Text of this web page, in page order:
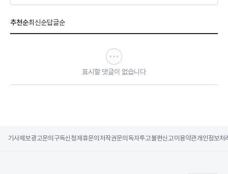
추천순최신순답글순
표시할 댓글이 없습니다
기사제보광고문의 구독신청제휴문의 저작권문의 독자투고불편신고이용약관개인정보처